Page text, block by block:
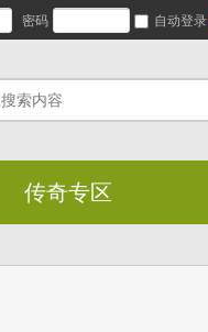
密码 自动登录
传奇专区